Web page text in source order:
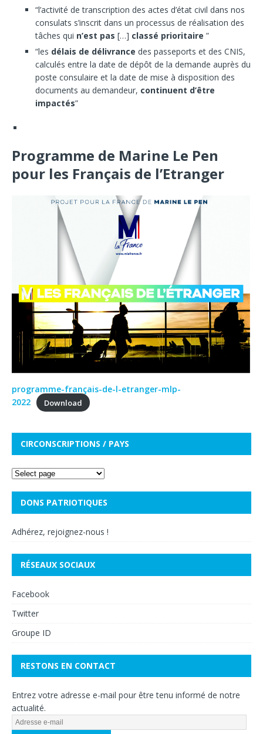
“l’activité de transcription des actes d’état civil dans nos
consulats s’inscrit dans un processus de réalisation des
tâches qui n’est pas […] classé prioritaire ”
“les délais de délivrance des passeports et des CNIS,
calculés entre la date de dépôt de la demande auprès du
poste consulaire et la date de mise à disposition des
documents au demandeur, continuent d’être
impactés”
Programme de Marine Le Pen
pour les Français de l’Etranger
programme-français-de-l-etranger-mlp-
2022
Download
CIRCONSCRIPTIONS / PAYS
DONS PATRIOTIQUES
Adhérez, rejoignez-nous !
RÉSEAUX SOCIAUX
Facebook
Twitter
Groupe ID
RESTONS EN CONTACT
Entrez votre adresse e-mail pour être tenu informé de notre
actualité.
A